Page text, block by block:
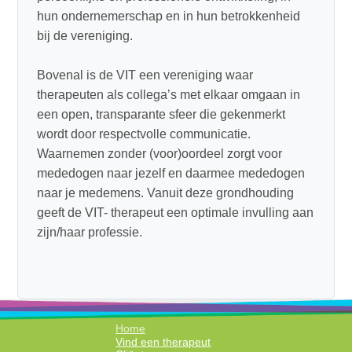
hun ondernemerschap en in hun betrokkenheid
bij de vereniging.
Bovenal is de VIT een vereniging waar
therapeuten als collega’s met elkaar omgaan in
een open, transparante sfeer die gekenmerkt
wordt door respectvolle communicatie.
Waarnemen zonder (voor)oordeel zorgt voor
mededogen naar jezelf en daarmee mededogen
naar je medemens. Vanuit deze grondhouding
geeft de VIT- therapeut een optimale invulling aan
zijn/haar professie.
Home
Vind een therapeut